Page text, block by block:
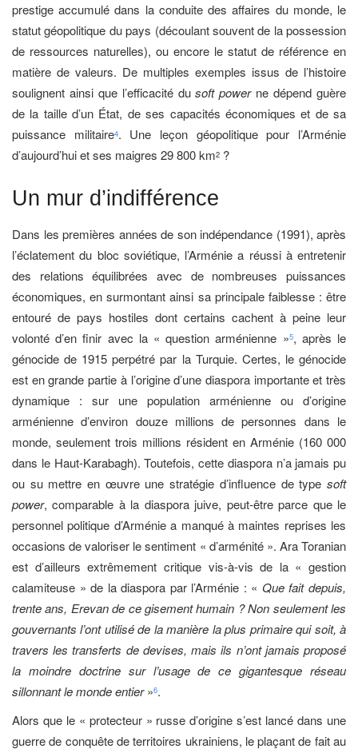
prestige accumulé dans la conduite des affaires du monde, le
statut géopolitique du pays (découlant souvent de la possession
de ressources naturelles), ou encore le statut de référence en
matière de valeurs. De multiples exemples issus de l’histoire
soulignent ainsi que l’efficacité dusoft powerne dépend guère
de la taille d’un État, de ses capacités économiques et de sa
puissance militaire4. Une leçon géopolitique pour l’Arménie
d’aujourd’hui et ses maigres 29 800 km2 ?
Un mur d’indifférence
Dans les premières années de son indépendance (1991), après
l’éclatement du bloc soviétique, l’Arménie a réussi à entretenir
des relations équilibrées avec de nombreuses puissances
économiques, en surmontant ainsi sa principale faiblesse : être
entouré de pays hostiles dont certains cachent à peine leur
volonté d’en finir avec la « question arménienne »5, après le
génocide de 1915 perpétré par la Turquie. Certes, le génocide
est en grande partie à l’origine d’une diaspora importante et très
dynamique : sur une population arménienne ou d’origine
arménienne d’environ douze millions de personnes dans le
monde, seulement trois millions résident en Arménie (160 000
dans le Haut-Karabagh). Toutefois, cette diaspora n’a jamais pu
ou su mettre en œuvre une stratégie d’influence de type soft
power, comparable à la diaspora juive, peut-être parce que le
personnel politique d’Arménie a manqué à maintes reprises les
occasions de valoriser le sentiment « d’arménité ». Ara Toranian
est d’ailleurs extrêmement critique vis-à-vis de la « gestion
calamiteuse » de la diaspora par l’Arménie : « Que fait depuis,
trente ans, Erevan de ce gisement humain ? Non seulement les
gouvernants l’ont utilisé de la manière la plus primaire qui soit, à
travers les transferts de devises, mais ils n’ont jamais proposé
la moindre doctrine sur l’usage de ce gigantesque réseau
sillonnant le monde entier»6.
Alors que le « protecteur » russe d’origine s’est lancé dans une
guerre de conquête de territoires ukrainiens, le plaçant de fait au